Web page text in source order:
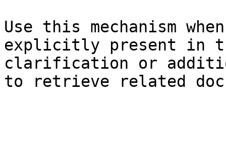
Use this mechanism
explicitly present in
clarification or